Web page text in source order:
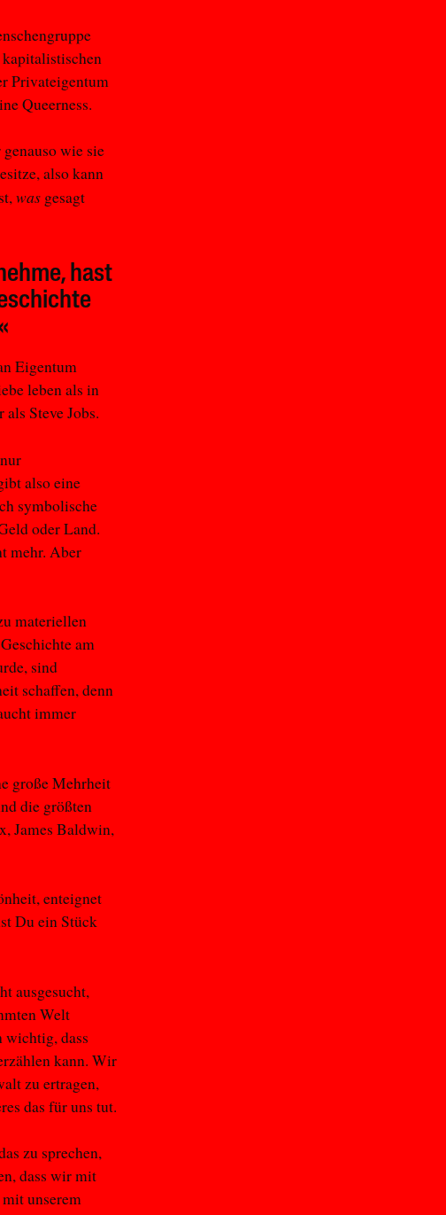
Privateigentum
Queerness.
wie sie
also kann
was gesagt
hast
Eigentum
leben als in
Steve Jobs.
also eine
symbolische
oder Land.
mehr. Aber
materiellen
am
sind
schaffen, denn
immer
große Mehrheit
die größten
James Baldwin,
enteignet
Du ein Stück
ausgesucht,
Welt
wichtig, dass
kann. Wir
zu ertragen,
das für uns tut.
zu sprechen,
dass wir mit
unserem